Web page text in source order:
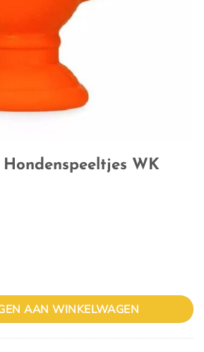
WK
WK Beker aantal
AAN WINKELWAGEN